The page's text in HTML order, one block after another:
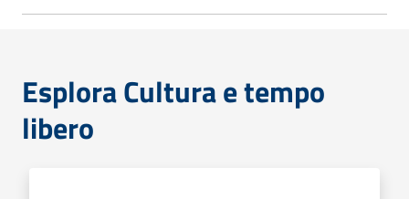
Esplora Cultura e tempo
libero